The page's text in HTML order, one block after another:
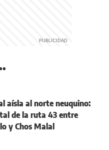
aísla al norte neuquino:
de la ruta 43 entre
y Chos Malal